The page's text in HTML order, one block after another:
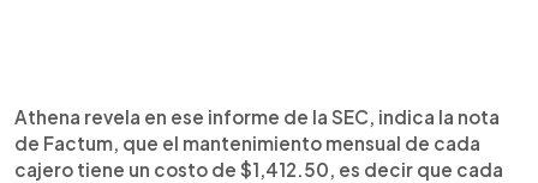
Athena revela en ese informe de la SEC, indica la nota
de Factum, que el mantenimiento mensual de cada
cajero tiene un costo de $1,412.50, es decir que cada